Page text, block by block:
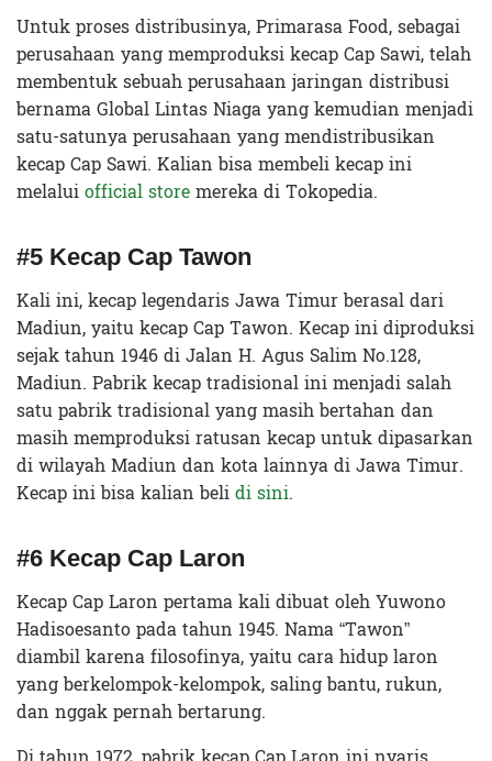
Untuk proses distribusinya, Primarasa Food, sebagai
perusahaan yang memproduksi kecap Cap Sawi, telah
membentuk sebuah perusahaan jaringan distribusi
bernama Global Lintas Niaga yang kemudian menjadi
satu-satunya perusahaan yang mendistribusikan
kecap Cap Sawi. Kalian bisa membeli kecap ini
melaluiofficial storemereka di Tokopedia.
#5 Kecap Cap Tawon
Kali ini, kecap legendaris Jawa Timur berasal dari
Madiun, yaitu kecap Cap Tawon. Kecap ini diproduksi
sejak tahun 1946 di Jalan H. Agus Salim No.128,
Madiun. Pabrik kecap tradisional ini menjadi salah
satu pabrik tradisional yang masih bertahan dan
masih memproduksi ratusan kecap untuk dipasarkan
di wilayah Madiun dan kota lainnya di Jawa Timur.
Kecap ini bisa kalian belidi sini.
#6 Kecap Cap Laron
Kecap Cap Laron pertama kali dibuat oleh Yuwono
Hadisoesanto pada tahun 1945. Nama “Tawon”
diambil karena filosofinya, yaitu cara hidup laron
yang berkelompok-kelompok, saling bantu, rukun,
dan nggak pernah bertarung.